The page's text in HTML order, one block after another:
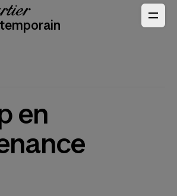
Fondation Cartier
en